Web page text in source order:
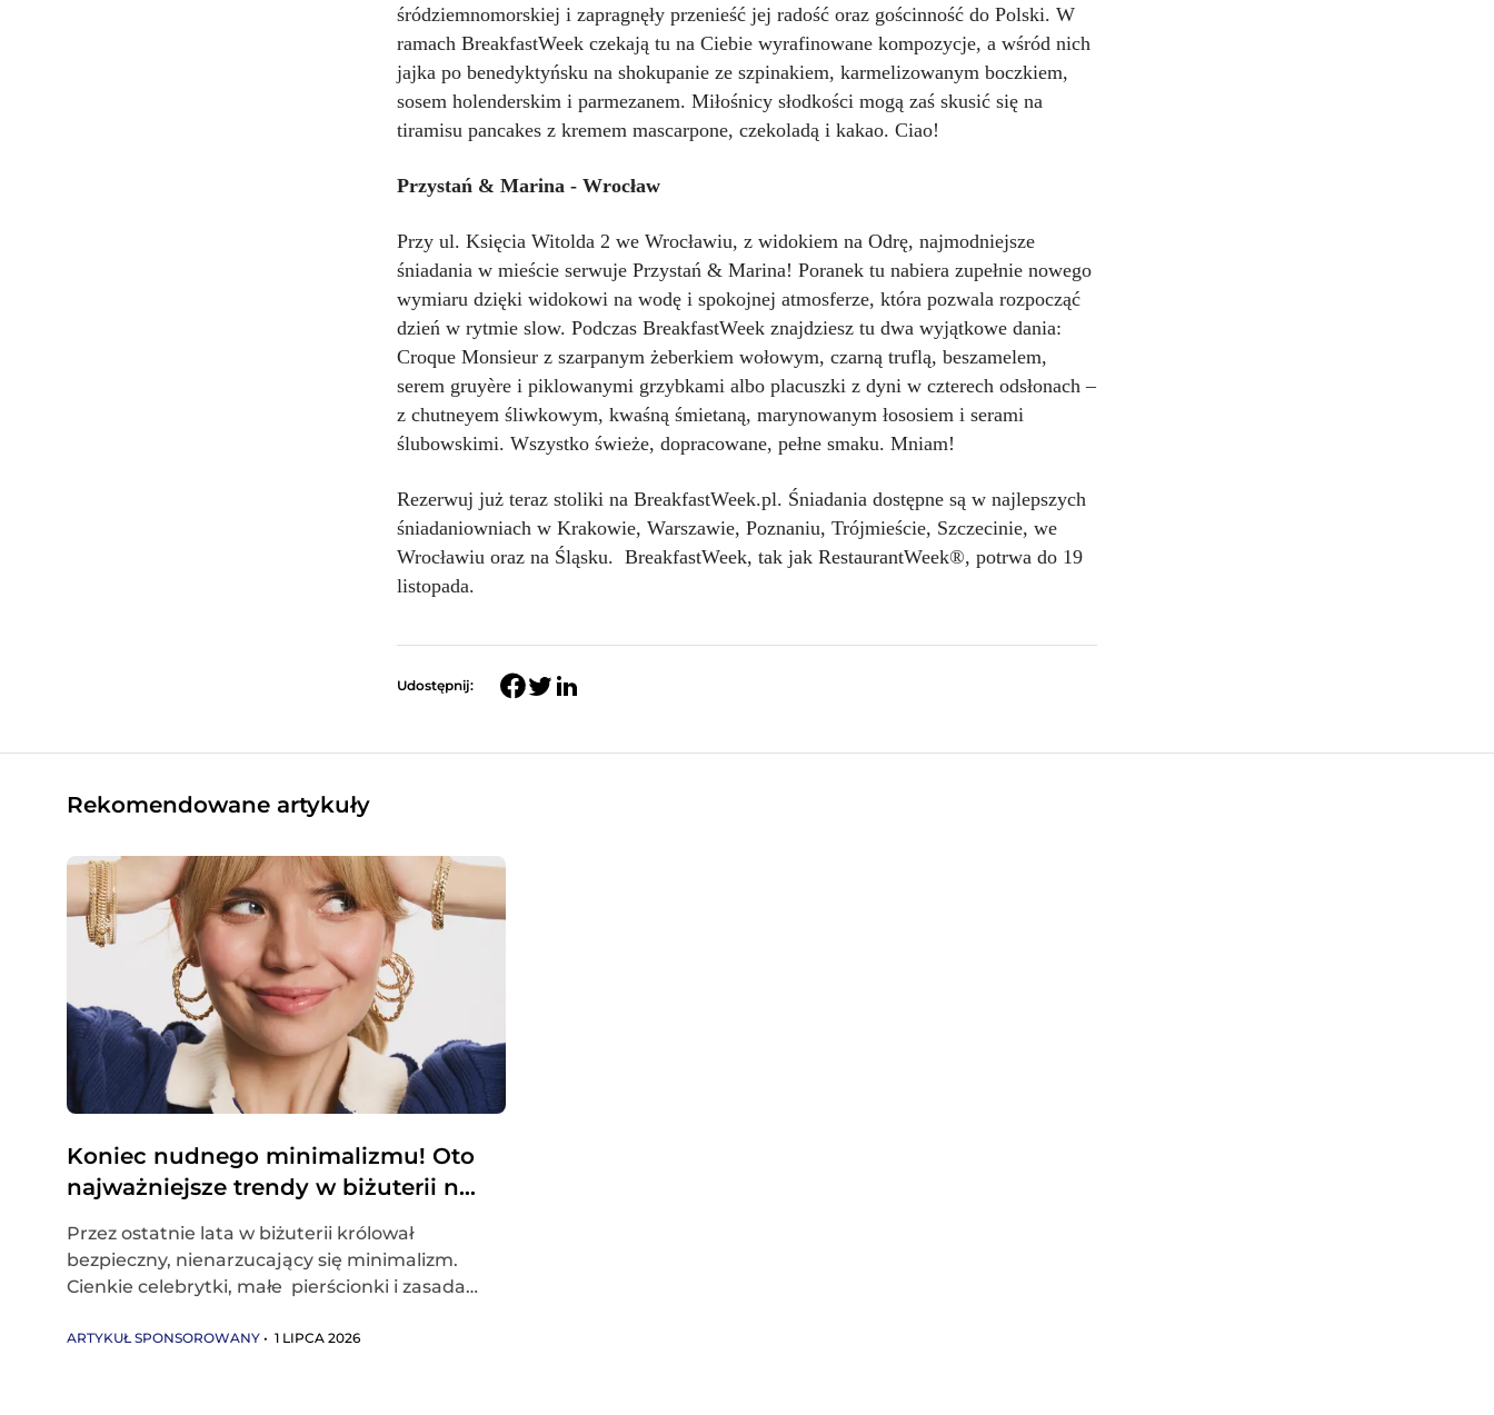
śródziemnomorskiej i zapragnęły przenieść jej radość oraz gościnność do Polski. W
ramach BreakfastWeek czekają tu na Ciebie wyrafinowane kompozycje, a wśród nich
jajka po benedyktyńsku na shokupanie ze szpinakiem, karmelizowanym boczkiem,
sosem holenderskim i parmezanem. Miłośnicy słodkości mogą zaś skusić się na
tiramisu pancakes z kremem mascarpone, czekoladą i kakao. Ciao!
Przystań & Marina - Wrocław
Przy ul. Księcia Witolda 2 we Wrocławiu, z widokiem na Odrę, najmodniejsze
śniadania w mieście serwuje Przystań & Marina! Poranek tu nabiera zupełnie nowego
wymiaru dzięki widokowi na wodę i spokojnej atmosferze, która pozwala rozpocząć
dzień w rytmie slow. Podczas BreakfastWeek znajdziesz tu dwa wyjątkowe dania:
Croque Monsieur z szarpanym żeberkiem wołowym, czarną truflą, beszamelem,
serem gruyère i piklowanymi grzybkami albo placuszki z dyni w czterech odsłonach –
z chutneyem śliwkowym, kwaśną śmietaną, marynowanym łososiem i serami
ślubowskimi. Wszystko świeże, dopracowane, pełne smaku. Mniam!
Rezerwuj już teraz stoliki na BreakfastWeek.pl. Śniadania dostępne są w najlepszych
śniadaniowniach w Krakowie, Warszawie, Poznaniu, Trójmieście, Szczecinie, we
Wrocławiu oraz na Śląsku. BreakfastWeek, tak jak RestaurantWeek®, potrwa do 19
listopada.
Udostępnij:
Rekomendowane artykuły
Koniec nudnego minimalizmu! Oto
najważniejsze trendy w biżuterii na
Przez ostatnie lata w biżuterii królował
bezpieczny, nienarzucający się minimalizm.
Cienkie celebrytki, małe pierścionki i zasada
odchodzą do lamusa.W 2026 roku biżuteria
ARTYKUŁ SPONSOROWANY • 1 LIPCA 2026